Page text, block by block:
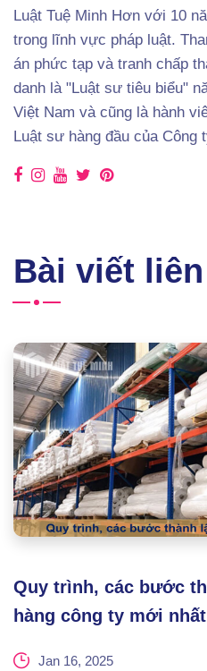
Luật Tuệ Minh Hơn với 10
trong lĩnh vực pháp luật.
án phức tạp và tranh chấp
danh là "Luật sư tiêu biểu"
Việt Nam và cũng là hành
Luật sư hàng đầu của Công
Bài viết
Quy trình, các bước
hàng công ty mới nhất
Jan 16, 2025